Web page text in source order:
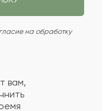
на обработку
вам,